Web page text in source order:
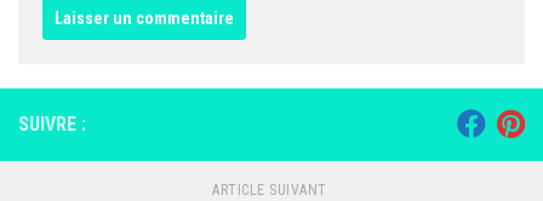
SUIVRE :
ARTICLE SUIVANT